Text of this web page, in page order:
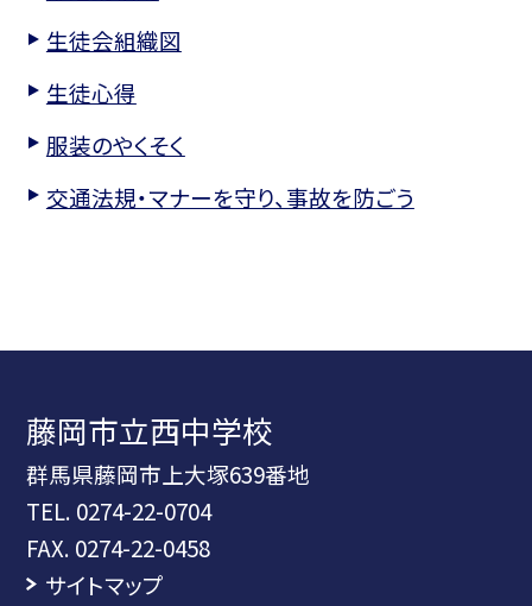
生徒会組織図
生徒心得
服装のやくそく
交通法規・マナーを守り、事故を防ごう
藤岡市立西中学校
群馬県藤岡市上大塚639番地
TEL. 0274-22-0704
FAX. 0274-22-0458
サイトマップ